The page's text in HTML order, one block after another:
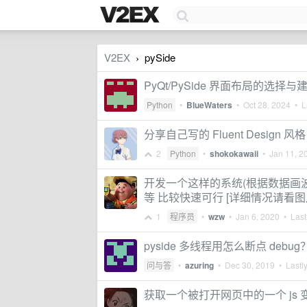
V2EX › pySide
PyQt/PySide 界面布局的选择与
Python • BlueWaters • Oct 28, 2024 •
分享自己写的 Fluent Design 风
2 Python • shokokawaii • Jan 11,
开发一个这样的系统(根据数据
等 比较快速可行 [详细情况请看
1 程序员 • wzw • Jan 6, 2020 •
pyside 多线程用怎么断点 debug
问与答 • azuring • Dec 30, 2019 •
获取一个被打开网页中的一个 js